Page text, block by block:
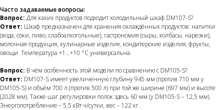
Часто задаваемые вопросы:
Вопрос: Для каких продуктов подходит холодильный шкаф DM107-S?
Ответ: Шкаф предназначен для хранения охлаждённых продуктов: напитки
(вода, соки, пиво, слабоалкогольные), гастрономия (сыры, колбасы, нарезки),
молочная продукция, кулинарные изделия, кондитерские изделия, фрукты,
овощи. Температура +1…+10 °C универсальна.
Вопрос: В чём особенность этой модели по сравнению с DM105-S?
Ответ: DM107-S имеет увеличенную глубину 945 мм (против 710 мм у
DM105-S) и объём 700 л (против 500 л) при той же ширине (697 мм) и высоте
(2028 мм). Также шаг регулировки полок здесь 60 мм (у DM105-S – 12,5 мм).
Энергопотребление – 5,5 кВт·ч/сутки, вес – 122 кг.